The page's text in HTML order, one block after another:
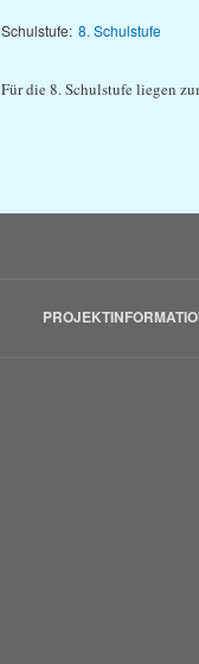
Schulstufe: 8. Schulstufe
Für die 8. Schulstufe liegen